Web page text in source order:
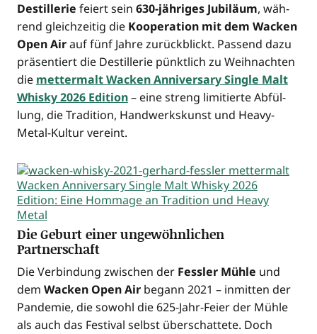
Destil­le­rie fei­ert sein 630-jäh­ri­ges Jubi­lä­um, wäh­
rend gleich­zei­tig die Koope­ra­ti­on mit dem Wacken
Open Airauf fünf Jah­re zurück­blickt. Pas­send dazu
prä­sen­tiert die Destil­le­rie pünkt­lich zu Weih­nach­ten
die met­ter­malt Wacken Anni­ver­sa­ry Sin­gle Malt
Whis­ky 2026 Edi­ti­on– eine streng limi­tier­te Abfül­
lung, die Tra­di­ti­on, Hand­werks­kunst und Hea­vy-
Metal-Kul­tur vereint.
Die Geburt einer ungewöhnlichen
Partnerschaft
Die Ver­bin­dung zwi­schen der Fess­ler Müh­le und
dem Wacken Open Airbegann 2021 – inmit­ten der
Pan­de­mie, die sowohl die 625-Jahr-Fei­er der Müh­le
als auch das Fes­ti­val selbst über­schat­te­te. Doch